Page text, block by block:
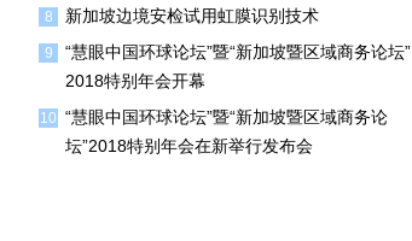
8 新加坡边境安检试用虹膜识别技术
9
“慧眼中国环球论坛”暨“新加坡暨区域商务论坛”
2018特别年会开幕
10 “慧眼中国环球论坛”暨“新加坡暨区域商务论
坛”2018特别年会在新举行发布会